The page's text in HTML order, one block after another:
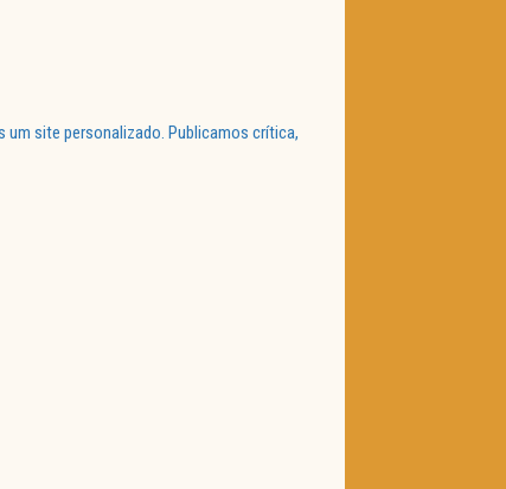
um site personalizado. Publicamos crítica,